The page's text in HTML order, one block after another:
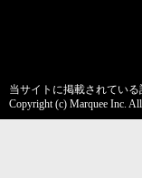
当サイトに掲載されてい
Copyright (c) Marquee Inc.